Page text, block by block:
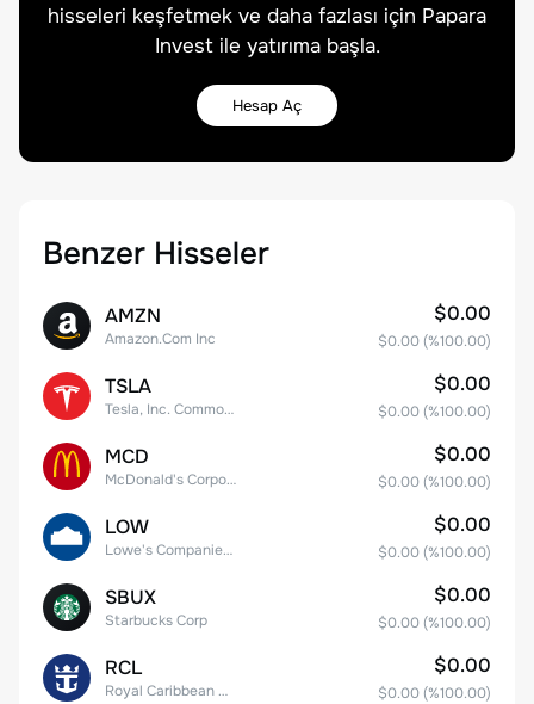
hisseleri keşfetmek ve daha fazlası için Papara
Invest ile yatırıma başla.
Hesap Aç
Benzer Hisseler
AMZN
Amazon.Com Inc
$0.00
$0.00 (%100.00)
TSLA
Tesla, Inc. Common Stock
$0.00
$0.00 (%100.00)
MCD
McDonald's Corporation
$0.00
$0.00 (%100.00)
LOW
Lowe's Companies Inc.
$0.00
$0.00 (%100.00)
SBUX
Starbucks Corp
$0.00
$0.00 (%100.00)
RCL
Royal Caribbean Group
$0.00
$0.00 (%100.00)